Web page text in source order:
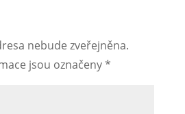
nebude zveřejněna.
jsou označeny*